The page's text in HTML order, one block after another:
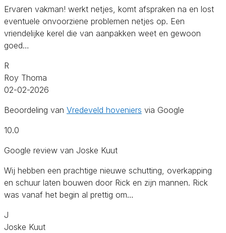
Ervaren vakman! werkt netjes, komt afspraken na en lost
eventuele onvoorziene problemen netjes op. Een
vriendelijke kerel die van aanpakken weet en gewoon
goed…
R
Roy Thoma
02-02-2026
Beoordeling van Vredeveld hoveniers via Google
10.0
Google review van Joske Kuut
Wij hebben een prachtige nieuwe schutting, overkapping
en schuur laten bouwen door Rick en zijn mannen. Rick
was vanaf het begin al prettig om…
J
Joske Kuut